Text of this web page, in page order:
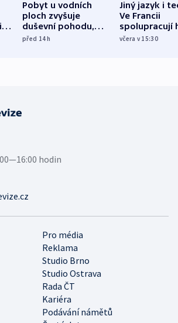
Pobyt u vodních
ploch zvyšuje
duševní pohodu,
ukázala
před 14h
Jiný jazyk i
Ve Francii
spolupracují
různých zemí
včera v 15:30
Pro média
Reklama
Studio Brno
Studio Ostrava
Rada ČT
Kariéra
Podávání námětů
hodin